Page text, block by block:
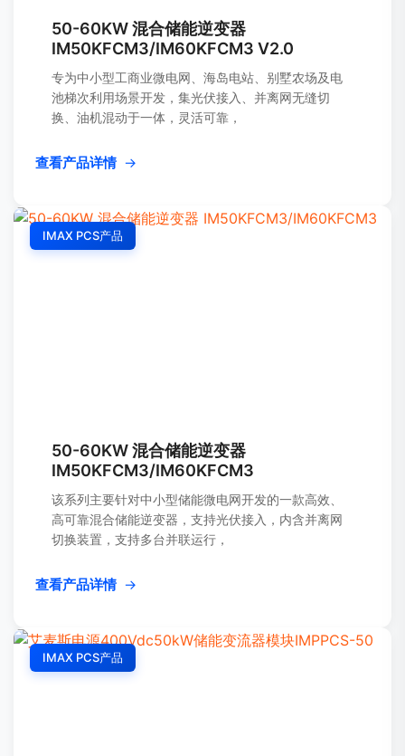
50-60KW 混合储能逆变器
IM50KFCM3/IM60KFCM3 V2.0
专为中小型工商业微电网、海岛电站、别墅农场及电
池梯次利用场景开发，集光伏接入、并离网无缝切
换、油机混动于一体，灵活可靠，
查看产品详情 →
IMAX PCS产品
50-60KW 混合储能逆变器
IM50KFCM3/IM60KFCM3
该系列主要针对中小型储能微电网开发的一款高效、
高可靠混合储能逆变器，支持光伏接入，内含并离网
切换装置，支持多台并联运行，
查看产品详情 →
IMAX PCS产品